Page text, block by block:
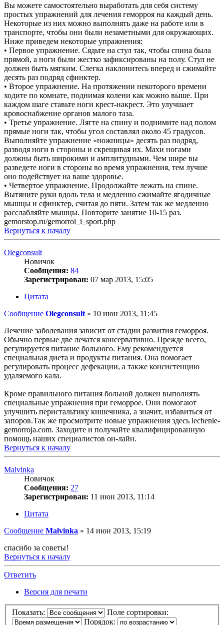
Вы можете самостоятельно выработать для себя систему
простых упражнений для лечения геморроя на каждый день.
Некоторые из них можно выполнять даже на работе или в
транспорте, чтобы они были незаметными для окружающих.
Ниже приведем некоторые упражнения:
• Первое упражнение. Сядьте на стул так, чтобы спина была
прямой, а ноги были жестко зафиксированы на полу. Стул не
должен быть мягким. Слегка наклонитесь вперед и сжимайте
десять раз подряд сфинктер.
• Второе упражнение. На протяжении некоторого времени
ходите по комнате, поднимая колени как можно выше. При
каждом шаге ставьте ноги крест-накрест. Это улучшает
кровоснабжение органов малого таза.
• Третье упражнение. Лягте на спину и поднимите над полом
прямые ноги так, чтобы угол составлял около 45 градусов.
Выполняйте упражнение «ножницы» десять раз подряд,
разводя ноги в стороны и скрещивая их. Махи ногами
должны быть широкими и амплитудными. Чем шире вы
разведете ноги в стороны во время упражнения, тем лучше
оно подействует на ваше здоровье.
• Четвертое упражнение. Продолжайте лежать на спине.
Вытяните руки вдоль тела и медленно сжимайте ягодичные
мышцы и сфинктер, считая до пяти. Затем так же медленно
расслабляйте мышцы. Повторите занятие 10-15 раз.
gemorstop.ru/gemorroi_i_sport.php
Вернуться к началу
Olegconsult
Новичок
Сообщения: 84
Зарегистрирован: 07 мар 2013, 15:05
Цитата
Сообщение Olegconsult » 10 июн 2013, 11:45
Лечение заболевания зависит от стадии развития геморроя.
Обычно первые две лечатся консервативно. Прежде всего,
регулируется питание больного. Ему рекомендуется
специальная диета и продукты питания. Она помогает
регулировать процесс дефекации, а также консистенцию
удаляемого кала.
Кроме правильного питания больной должен выполнять
специальные упражнения при геморрое. Они помогают
улучшить перистальтику кишечника, а значит, избавиться от
запоров.Так же просмотрите новые упражнения здесь lechenie-
gemorroja.com. Заходите и получайте квалифицированную
помощь наших специалистов он-лайн.
Вернуться к началу
Malvinka
Новичок
Сообщения: 27
Зарегистрирован: 11 июн 2013, 11:14
Цитата
Сообщение Malvinka » 14 июн 2013, 15:19
спасибо за советы!
Вернуться к началу
Ответить
Версия для печати
Показать:
Поле сортировки:
Порядок: